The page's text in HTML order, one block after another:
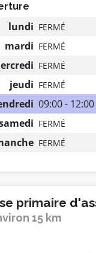
lundi FERMÉ
mardi FERMÉ
FERMÉ
jeudi FERMÉ
09:00 - 12:00
FERMÉ
FERMÉ
primaire
15 km